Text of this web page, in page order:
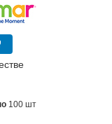
100 шт